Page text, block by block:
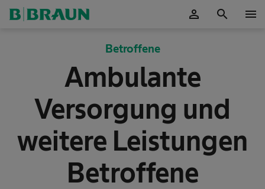
person search menu
Betroffene
Ambulante
Versorgung und
weitere Leistungen
Betroffene